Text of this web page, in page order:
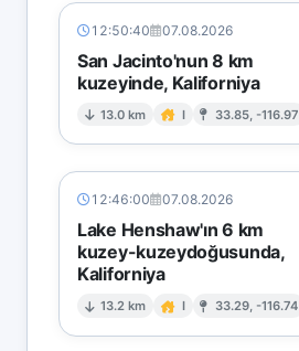
12:50:40 07.08.2026
San Jacinto'nun 8 km
kuzeyinde, Kaliforniya
13.0 km I 33.85, -116.97
12:46:00 07.08.2026
Lake Henshaw'ın 6 km
kuzey-kuzeydoğusunda,
Kaliforniya
13.2 km I 33.29, -116.74